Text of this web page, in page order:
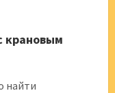
крановым
найти